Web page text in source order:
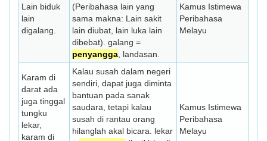
Lain biduk
lain
digalang.
(Peribahasa lain yang
sama makna: Lain sakit
lain diubat, lain luka lain
dibebat). galang =
penyangga , landasan.
Kamus Istimewa
Peribahasa
Melayu
Karam di
darat ada
juga tinggal
tungku
lekar,
karam di
Kalau susah dalam negeri
sendiri, dapat juga diminta
bantuan pada sanak
saudara, tetapi kalau
susah di rantau orang
hilanglah akal bicara. lekar
Kamus Istimewa
Peribahasa
Melayu